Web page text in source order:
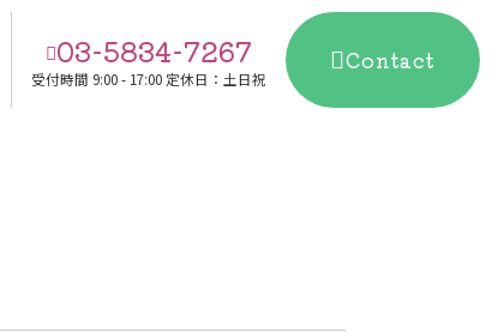
03-5834-7267
受付時間 9:00 - 17:00 定休日：土日祝
Contact